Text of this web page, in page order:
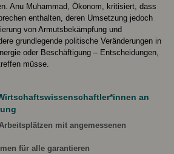
Anu Muhammad, Ökonom, kritisiert, dass
enthalten, deren Umsetzung jedoch
von Armutsbekämpfung und
grundlegende politische Veränderungen in
oder Beschäftigung – Entscheidungen,
müsse.
an
mit angemessenen
für alle garantieren